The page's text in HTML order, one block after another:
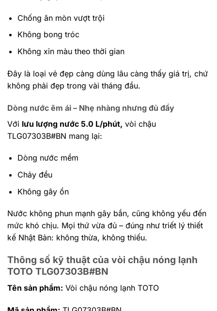
Chống ăn mòn vượt trội
Không bong tróc
Không xỉn màu theo thời gian
Đây là loại vẻ đẹp càng dùng lâu càng thấy giá trị, chứ
không phải đẹp trong vài tháng đầu.
Dòng nước êm ái – Nhẹ nhàng nhưng đủ đầy
Với lưu lượng nước 5.0 L/phút, vòi chậu
TLG07303B#BN mang lại:
Dòng nước mềm
Chảy đều
Không gây ồn
Nước không phun mạnh gây bắn, cũng không yếu đến
mức khó chịu. Mọi thứ vừa đủ – đúng như triết lý thiết
kế Nhật Bản: không thừa, không thiếu.
Thông số kỹ thuật của vòi chậu nóng lạnh
TOTO TLG07303B#BN
Tên sản phẩm: Vòi chậu nóng lạnh TOTO